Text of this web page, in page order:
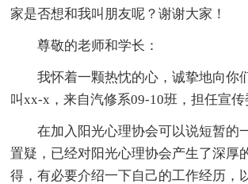
家是否想和我叫朋友呢？谢谢大家！
尊敬的老师和学长：
我怀着一颗热忱的心，诚挚地向你
叫xx-x，来自汽修系09-10班，担任宣传
在加入阳光心理协会可以说短暂的
置疑，已经对阳光心理协会产生了深厚
得，有必要介绍一下自己的工作经历，